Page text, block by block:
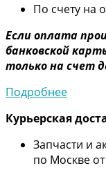
По счету на
Если оплата
банковской
только на счет
Подробнее
Курьерская
Запчасти и
по Москве